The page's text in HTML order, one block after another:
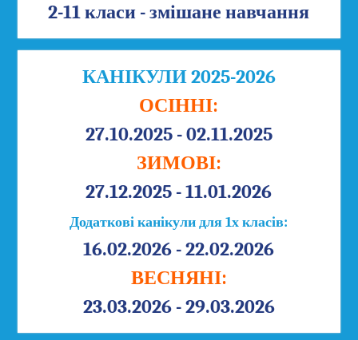
2-11 класи - змішане навчання
КАНІКУЛИ 2025-2026
ОСІННІ:
27.10.2025 - 02.11.2025
ЗИМОВІ:
27.12.2025 - 11.01.2026
Додаткові канікули для 1х класів:
16.02.2026 - 22.02.2026
ВЕСНЯНІ:
23.03.2026 - 29.03.2026